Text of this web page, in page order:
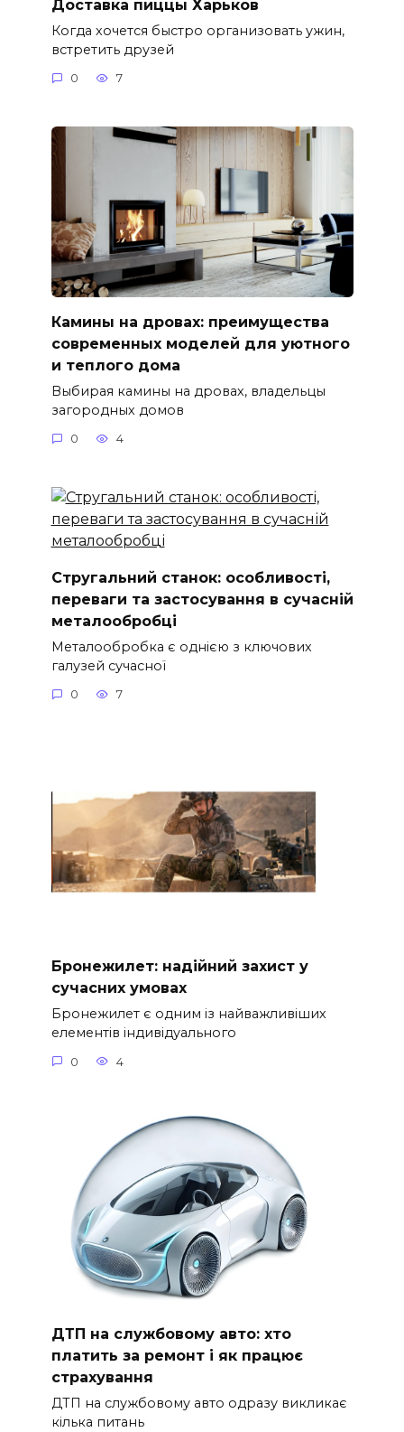
Доставка пиццы Харьков
Когда хочется быстро организовать ужин,
встретить друзей
0 7
Камины на дровах: преимущества
современных моделей для уютного
и теплого дома
Выбирая камины на дровах, владельцы
загородных домов
0 4
Стругальний станок: особливості,
переваги та застосування в сучасній
металообробці
Металообробка є однією з ключових
галузей сучасної
0 7
Бронежилет: надійний захист у
сучасних умовах
Бронежилет є одним із найважливіших
елементів індивідуального
0 4
ДТП на службовому авто: хто
платить за ремонт і як працює
страхування
ДТП на службовому авто одразу викликає
кілька питань